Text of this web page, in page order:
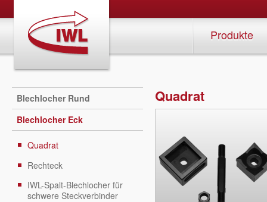
Produkte
Quadrat
Blechlocher Rund
Blechlocher Eck
Quadrat
Rechteck
IWL-Spalt-Blechlocher für
schwere Steckverbinder